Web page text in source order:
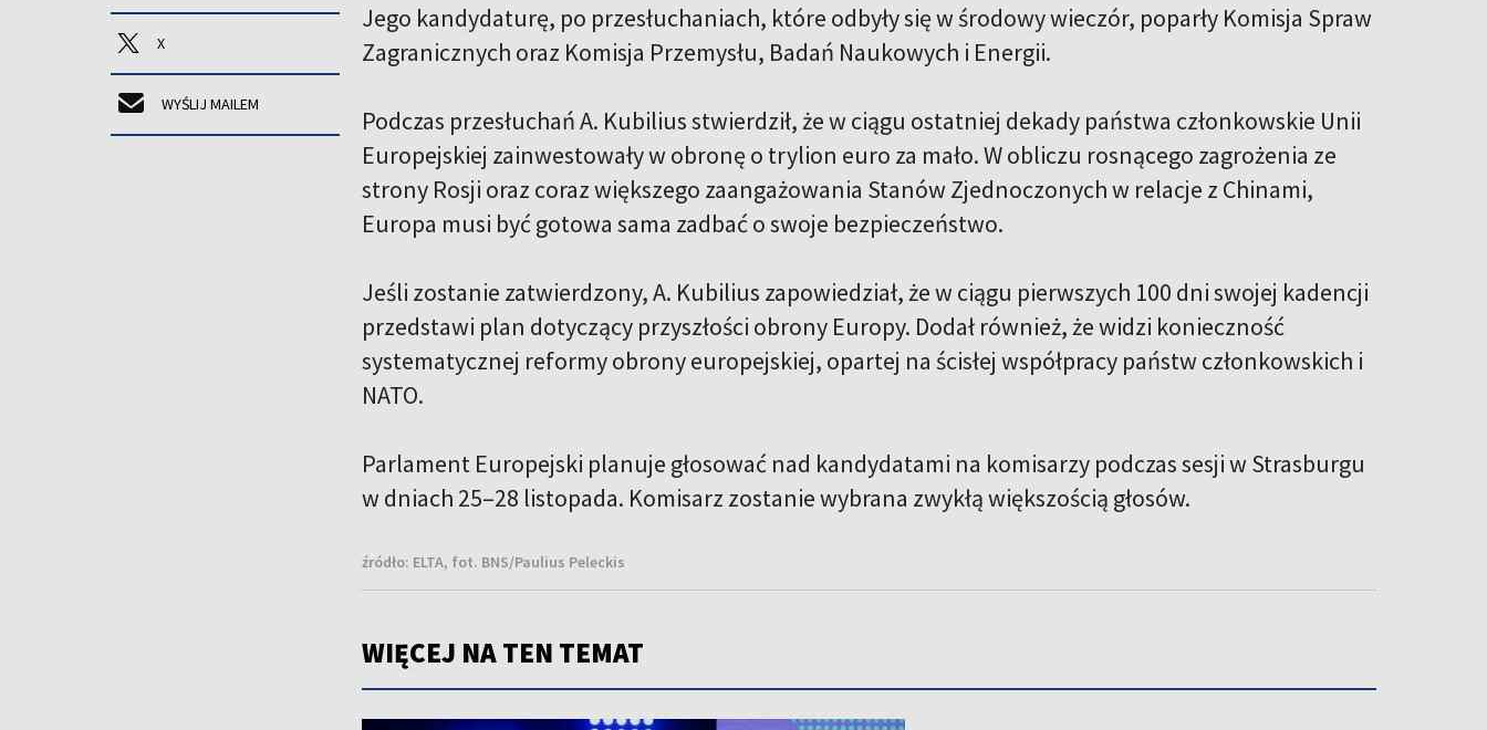
X
WYŚLIJ MAILEM
Jego kandydaturę, po przesłuchaniach, które odbyły się w środowy wieczór, poparły Komisja Spraw
Zagranicznych oraz Komisja Przemysłu, Badań Naukowych i Energii.
Podczas przesłuchań A. Kubilius stwierdził, że w ciągu ostatniej dekady państwa członkowskie Unii
Europejskiej zainwestowały w obronę o trylion euro za mało. W obliczu rosnącego zagrożenia ze
strony Rosji oraz coraz większego zaangażowania Stanów Zjednoczonych w relacje z Chinami,
Europa musi być gotowa sama zadbać o swoje bezpieczeństwo.
Jeśli zostanie zatwierdzony, A. Kubilius zapowiedział, że w ciągu pierwszych 100 dni swojej kadencji
przedstawi plan dotyczący przyszłości obrony Europy. Dodał również, że widzi konieczność
systematycznej reformy obrony europejskiej, opartej na ścisłej współpracy państw członkowskich i
NATO.
Parlament Europejski planuje głosować nad kandydatami na komisarzy podczas sesji w Strasburgu
w dniach 25–28 listopada. Komisarz zostanie wybrana zwykłą większością głosów.
źródło: ELTA, fot. BNS/Paulius Peleckis
WIĘCEJ NA TEN TEMAT